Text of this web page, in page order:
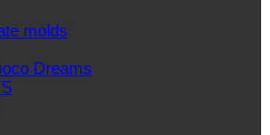
molds
Dreams